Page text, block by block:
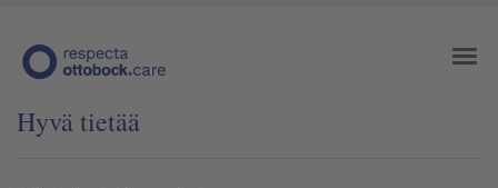
Hyvä tietää